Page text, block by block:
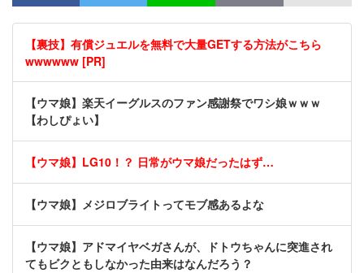
【裏技】有償ジュエルを無料で大量GETする方法がこちら
wwwwww [PR]
【ウマ娘】楽天イーグルスのファン感謝祭でワシ娘ｗｗｗ
【わしぴょい】
【ウマ娘】LG10！？ 日常がウマ娘だったはず…
【ウマ娘】メジロブライトってモブ感あるよな
【ウマ娘】アドマイヤベガさんが、ドトウちゃんに突進され
てもビクともしなかった由来はなんだろう？